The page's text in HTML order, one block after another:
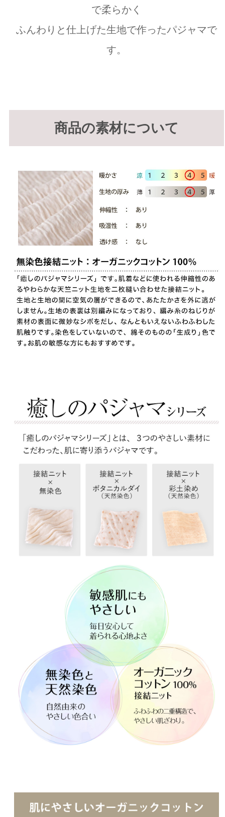
で柔らかく
ふんわりと仕上げた生地で作ったパジャマで
す。
商品の素材について